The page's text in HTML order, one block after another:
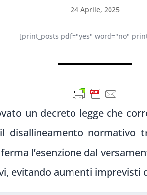
24 Aprile, 2025
[print_posts pdf="yes" word="no"
un decreto legge che
disallineamento normativo
l’esenzione dal
evitando aumenti imprevisti